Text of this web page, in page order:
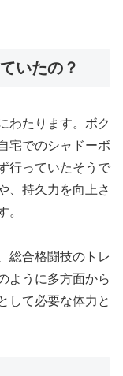
いたの？
わたります。ボク
宅でのシャドーボ
行っていたそうで
、持久力を向上さ
。
総合格闘技のトレ
ように多方面から
して必要な体力と